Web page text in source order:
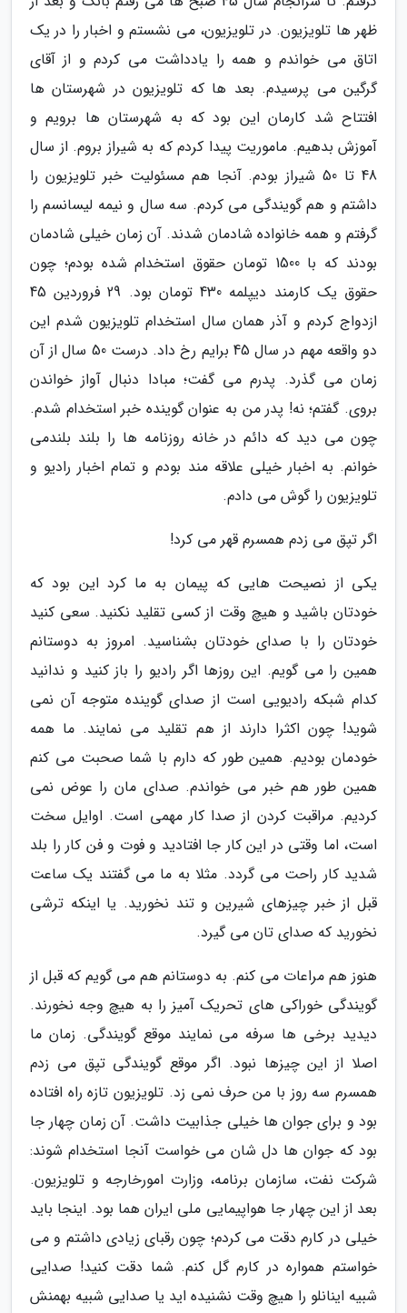
ظهر ها تلویزیون. در تلویزیون، می نشستم و اخبار را در یک
اتاق می خواندم و همه را یادداشت می کردم و از آقای
گرگین می پرسیدم. بعد ها که تلویزیون در شهرستان ها
افتتاح شد کارمان این بود که به شهرستان ها برویم و
آموزش بدهیم. ماموریت پیدا کردم که به شیراز بروم. از سال
48 تا 50 شیراز بودم. آنجا هم مسئولیت خبر تلویزیون را
داشتم و هم گویندگی می کردم. سه سال و نیمه لیسانسم را
گرفتم و همه خانواده شادمان شدند. آن زمان خیلی شادمان
بودند که با 1500 تومان حقوق استخدام شده بودم؛ چون
حقوق یک کارمند دیپلمه 430 تومان بود. 29 فروردین 45
ازدواج کردم و آذر همان سال استخدام تلویزیون شدم این
دو واقعه مهم در سال 45 برایم رخ داد. درست 50 سال از آن
زمان می گذرد. پدرم می گفت؛ مبادا دنبال آواز خواندن
بروی. گفتم؛ نه! پدر من به عنوان گوینده خبر استخدام شدم.
چون می دید که دائم در خانه روزنامه ها را بلند بلندمی
خوانم. به اخبار خیلی علاقه مند بودم و تمام اخبار رادیو و
تلویزیون را گوش می دادم.
اگر تپق می زدم همسرم قهر می کرد!
یکی از نصیحت هایی که پیمان به ما کرد این بود که
خودتان باشید و هیچ وقت از کسی تقلید نکنید. سعی کنید
خودتان را با صدای خودتان بشناسید. امروز به دوستانم
همین را می گویم. این روزها اگر رادیو را باز کنید و ندانید
کدام شبکه رادیویی است از صدای گوینده متوجه آن نمی
شوید! چون اکثرا دارند از هم تقلید می نمایند. ما همه
خودمان بودیم. همین طور که دارم با شما صحبت می کنم
همین طور هم خبر می خواندم. صدای مان را عوض نمی
کردیم. مراقبت کردن از صدا کار مهمی است. اوایل سخت
است، اما وقتی در این کار جا افتادید و فوت و فن کار را بلد
شدید کار راحت می گردد. مثلا به ما می گفتند یک ساعت
قبل از خبر چیزهای شیرین و تند نخورید. یا اینکه ترشی
نخورید که صدای تان می گیرد.
هنوز هم مراعات می کنم. به دوستانم هم می گویم که قبل از
گویندگی خوراکی های تحریک آمیز را به هیچ وجه نخورند.
دیدید برخی ها سرفه می نمایند موقع گویندگی. زمان ما
اصلا از این چیزها نبود. اگر موقع گویندگی تپق می زدم
همسرم سه روز با من حرف نمی زد. تلویزیون تازه راه افتاده
بود و برای جوان ها خیلی جذابیت داشت. آن زمان چهار جا
بود که جوان ها دل شان می خواست آنجا استخدام شوند:
شرکت نفت، سازمان برنامه، وزارت امورخارجه و تلویزیون.
بعد از این چهار جا هواپیمایی ملی ایران هما بود. اینجا باید
خیلی در کارم دقت می کردم؛ چون رقبای زیادی داشتم و می
خواستم همواره در کارم گل کنم. شما دقت کنید! صدایی
شبیه اینانلو را هیچ وقت نشنیده اید یا صدایی شبیه بهمنش